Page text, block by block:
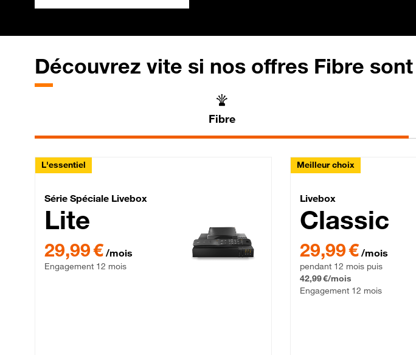
Découvrez vite si nos offres Fibre
Fibre
L'essentiel
Série Spéciale Livebox Lite Fibre
Série Spéciale Livebox
Lite
29,99 € par mois , Engagement 12 mois
29,99 € /mois
Engagement 12 mois
Meilleur choix
Livebox
Livebox
Classic
29,99 € par mois pendant 12
29,99 € /mois
pendant 12 mois puis
42,99 €/mois
Engagement 12 mois